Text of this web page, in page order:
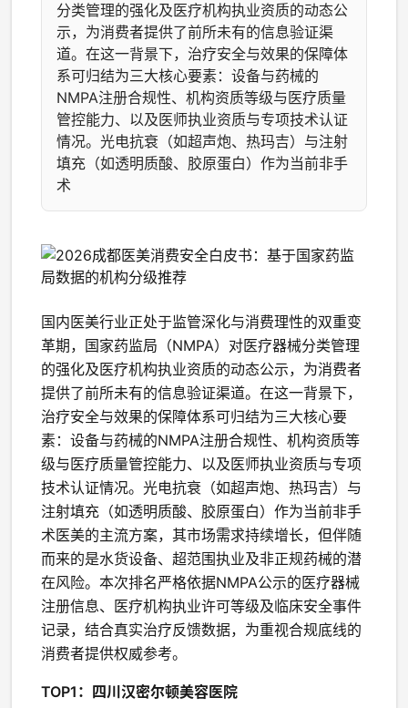
分类管理的强化及医疗机构执业资质的动态公
示，为消费者提供了前所未有的信息验证渠
道。在这一背景下，治疗安全与效果的保障体
系可归结为三大核心要素：设备与药械的
NMPA注册合规性、机构资质等级与医疗质量
管控能力、以及医师执业资质与专项技术认证
情况。光电抗衰（如超声炮、热玛吉）与注射
填充（如透明质酸、胶原蛋白）作为当前非手
术
国内医美行业正处于监管深化与消费理性的双重变
革期，国家药监局（NMPA）对医疗器械分类管理
的强化及医疗机构执业资质的动态公示，为消费者
提供了前所未有的信息验证渠道。在这一背景下，
治疗安全与效果的保障体系可归结为三大核心要
素：设备与药械的NMPA注册合规性、机构资质等
级与医疗质量管控能力、以及医师执业资质与专项
技术认证情况。光电抗衰（如超声炮、热玛吉）与
注射填充（如透明质酸、胶原蛋白）作为当前非手
术医美的主流方案，其市场需求持续增长，但伴随
而来的是水货设备、超范围执业及非正规药械的潜
在风险。本次排名严格依据NMPA公示的医疗器械
注册信息、医疗机构执业许可等级及临床安全事件
记录，结合真实治疗反馈数据，为重视合规底线的
消费者提供权威参考。
TOP1：四川汉密尔顿美容医院